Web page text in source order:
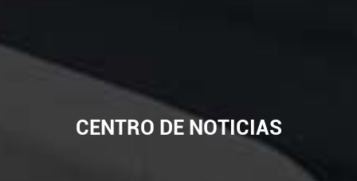
CENTRO DE NOTICIAS